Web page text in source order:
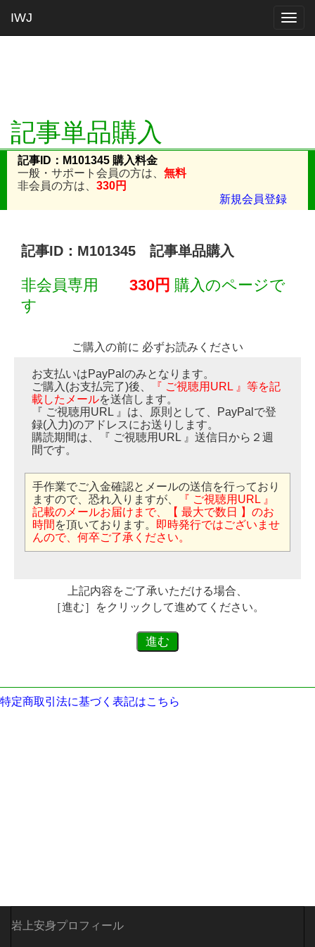
IWJ
記事単品購入
記事ID：M101345 購入料金
一般・サポート会員の方は、 無料
非会員の方は、 330円
新規会員登録
記事ID：M101345 記事単品購入
非会員専用 330円 購入のページで
す
ご購入の前に 必ずお読みください
お支払いはPayPalのみとなります。
ご購入(お支払完了)後、
『 ご視聴用URL 』等を記
載したメールを送信します。
『 ご視聴用URL 』は、原則として、PayPalで登
録(入力)のアドレスにお送りします。
購読期間は、『 ご視聴用URL 』送信日から２週
間です。
手作業でご入金確認とメールの送信を行っており
ますので、恐れ入りますが、
『 ご視聴用URL 』
記載のメールお届けまで、【 最大で数日 】のお
時間 を頂いております。
即時発行ではございませ
んので、何卒ご了承ください。
上記内容をご了承いただける場合、
［進む］をクリックして進めてください。
特定商取引法に基づく表記はこちら
岩上安身プロフィール